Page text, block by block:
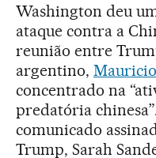
Washington deu
ataque contra a
reunião entre
argentino,
concentrado na
predatória
comunicado
Trump, Sarah